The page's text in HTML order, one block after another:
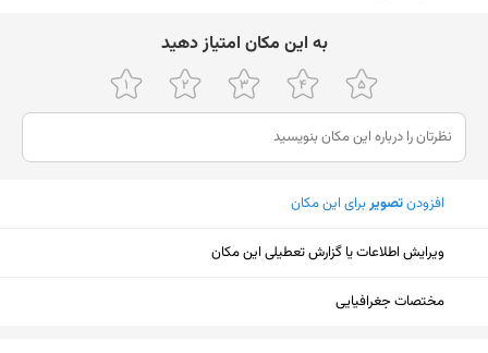
شنبه
۹:۳۰ تا ۲۱:۳۰
یکشنبه
۹:۳۰ تا ۲۱:۳۰
دوشنبه
سه‌شنبه
ﺑﻪ اﯾﻦ ﻣﮑﺎن اﻣﺘﯿﺎز دﻫﯿﺪ
افزودنتصویربرای این مکان
ویرایش اطلاعات یا گزارش تعطیلی این مکان
مختصات جغرافیایی